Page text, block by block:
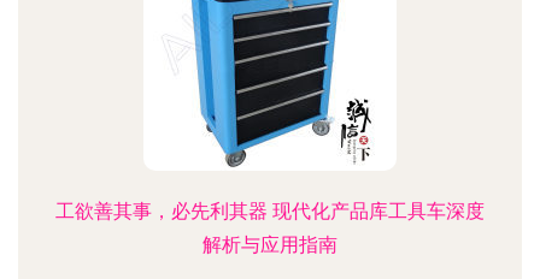
工欲善其事，必先利其器 现代化产品库工具车深度
解析与应用指南